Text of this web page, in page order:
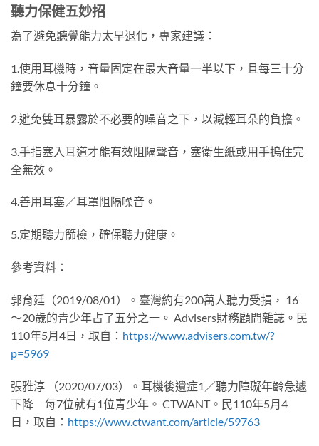
聽力保健五妙招
為了避免聽覺能力太早退化，專家建議：
1.使用耳機時，音量固定在最大音量一半以下，且每三十分
鐘要休息十分鐘。
2.避免雙耳暴露於不必要的噪音之下，以減輕耳朵的負擔。
3.手指塞入耳道才能有效阻隔聲音，塞衛生紙或用手摀住完
全無效。
4.善用耳塞／耳罩阻隔噪音。
5.定期聽力篩檢，確保聽力健康。
參考資料：
郭育廷（2019/08/01）。臺灣約有200萬人聽力受損， 16
〜20歲的青少年占了五分之一。 Advisers財務顧問雜誌。民
110年5月4日，取自： https://www.advisers.com.tw/?
p=5969
張雅淳 （2020/07/03）。耳機後遺症1／聽力障礙年齡急遽
下降 每7位就有1位青少年。 CTWANT。民110年5月4
日，取自： https://www.ctwant.com/article/59763